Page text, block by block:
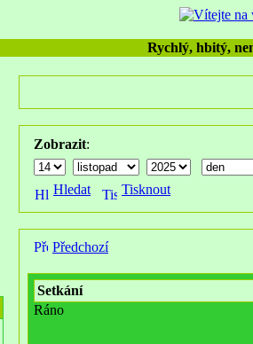
Rychlý, hbitý,
Zobrazit:
Hledat Tisknout
Předchozí
Setkání
Ráno